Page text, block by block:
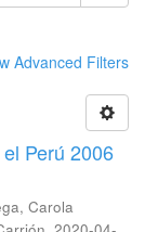
Advanced Filters
Perú 2006
Carola